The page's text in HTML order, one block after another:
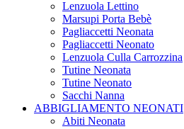
Lenzuola Lettino
Marsupi Porta Bebè
Pagliaccetti Neonata
Pagliaccetti Neonato
Lenzuola Culla Carrozzina
Tutine Neonata
Tutine Neonato
Sacchi Nanna
ABBIGLIAMENTO NEONATI
Abiti Neonata